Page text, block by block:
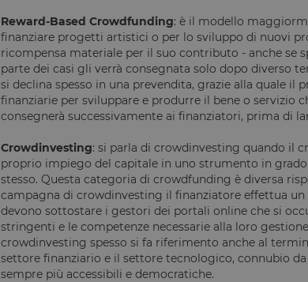
Reward-Based Crowdfunding: è il modello
finanziare progetti artistici o per lo sviluppo di nuovi
ricompensa materiale per il suo contributo - anche se
parte dei casi gli verrà consegnata solo dopo diverso
si declina spesso in una prevendita, grazie alla quale
finanziarie per sviluppare e produrre il bene o servizio
consegnerà successivamente ai finanziatori, prima di
Crowdinvesting: si parla di crowdinvesting quando il
proprio impiego del capitale in uno strumento in
stesso. Questa categoria di crowdfunding è diversa
campagna di crowdinvesting il finanziatore effettua
devono sottostare i gestori dei portali online che si
stringenti e le competenze necessarie alla loro
crowdinvesting spesso si fa riferimento anche al
settore finanziario e il settore tecnologico, connubio
sempre più accessibili e democratiche.